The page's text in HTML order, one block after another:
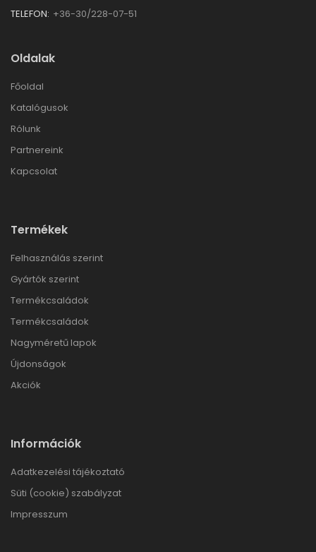
TELEFON: +36-30/228-07-51
Oldalak
Főoldal
Katalógusok
Rólunk
Partnereink
Kapcsolat
Termékek
Felhasználás szerint
Gyártók szerint
Termékcsaládok
Termékcsaládok
Nagyméretű lapok
Újdonságok
Akciók
Információk
Adatkezelési tájékoztató
Süti (cookie) szabályzat
Impresszum